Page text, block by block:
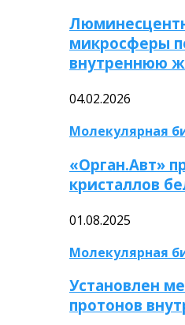
микросферы
внутреннюю
04.02.2026
Молекулярная
«Орган.Авт»
кристаллов
01.08.2025
Молекулярная
Установлен
протонов